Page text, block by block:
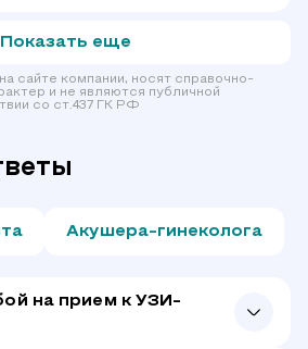
Показать еще
сайте компании, носят справочно-
и не являются публичной
со ст.437 ГК РФ
Акушера-гинеколога
на прием к УЗИ-